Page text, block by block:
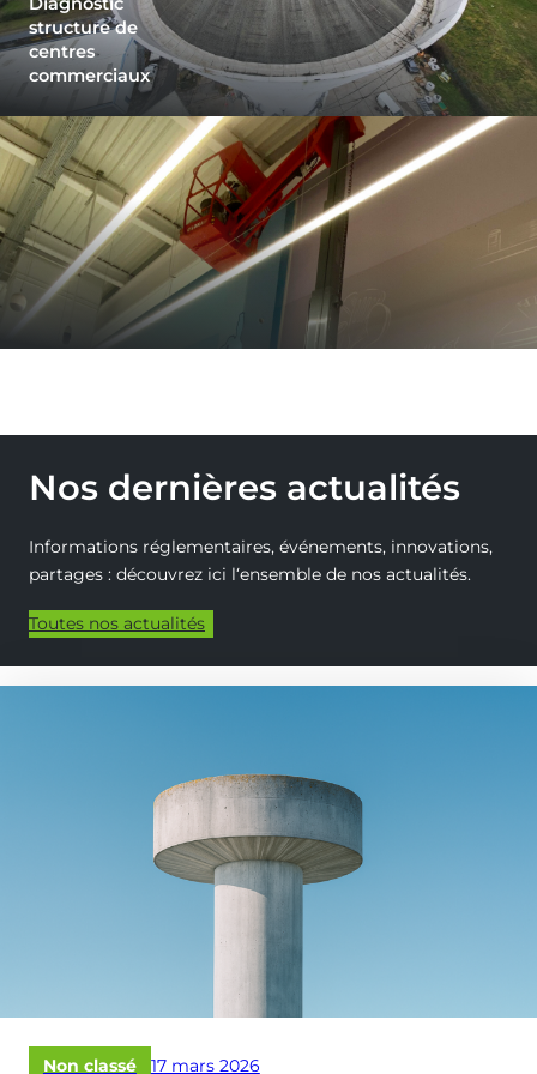
structure de
centres
commerciaux
Nos dernières actualités
Informations réglementaires, événements, innovations,
partages : découvrez ici l‘ensemble de nos actualités.
Toutes nos actualités
Non classé
Publié
17 mars 2026